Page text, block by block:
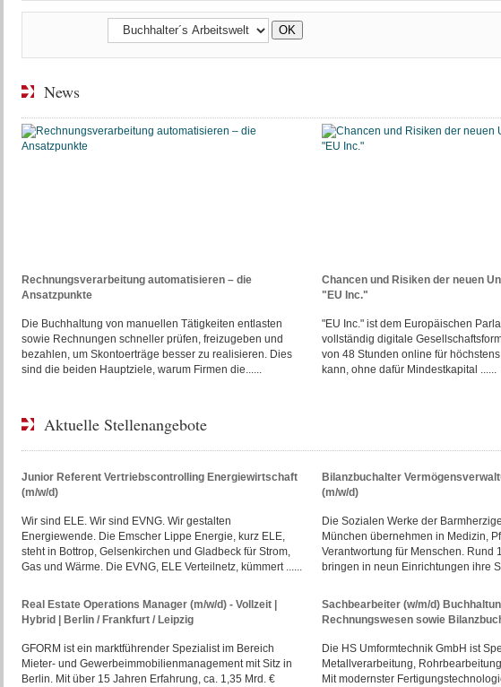
News
Rechnungsverarbeitung automatisieren – die
Ansatzpunkte
Die Buchhaltung von manuellen Tätigkeiten entlasten
sowie Rechnungen schneller prüfen, freizugeben und
bezahlen, um Skontoerträge besser zu realisieren. Dies
sind die beiden Hauptziele, warum Firmen die......
Chancen und Risiken der neuen
"EU Inc."
"EU Inc." ist dem Europäischen
vollständig digitale
von 48 Stunden online für
kann, ohne dafür Mindestkapital ......
Aktuelle Stellenangebote
Junior Referent Vertriebscontrolling Energiewirtschaft
(m/w/d)
Wir sind ELE. Wir sind EVNG. Wir gestalten
Energiewende. Die Emscher Lippe Energie, kurz ELE,
steht in Bottrop, Gelsenkirchen und Gladbeck für Strom,
Gas und Wärme. Die EVNG, ELE Verteilnetz, kümmert ......
Bilanzbuchalter
(m/w/d)
Die Sozialen Werke der
München übernehmen in Medizin,
Verantwortung für Menschen. Rund
bringen in neun Einrichtungen ihre
Real Estate Operations Manager (m/w/d) - Vollzeit |
Hybrid | Berlin / Frankfurt / Leipzig
GFORM ist ein marktführender Spezialist im Bereich
Mieter- und Gewerbeimmobilienmanagement mit Sitz in
Berlin. Mit über 15 Jahren Erfahrung, ca. 1,35 Mrd. €
Sachbearbeiter (w/m/d)
Rechnungswesen sowie
Die HS Umformtechnik GmbH ist
Metallverarbeitung,
Mit modernster